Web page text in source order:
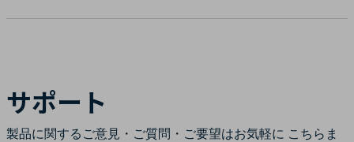
サポート
製品に関するご意見・ご質問・ご要望はお気軽に こちらま